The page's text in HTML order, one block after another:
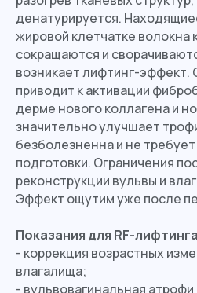
денатурируется.
жировой клетчатке волокна
сокращаются и
возникает лифтинг-эффект.
приводит к активации
дерме нового коллагена и
значительно улучшает
безболезненна и не
подготовки. Ограничения
реконструкции вульвы и
Эффект ощутим уже после
Показания для RF-
- коррекция возрастных
влагалища;
- вульвовагинальная